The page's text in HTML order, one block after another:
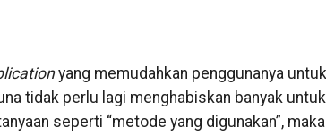
yang memudahkan penggunanya
tidak perlu lagi menghabiskan banyak
seperti “metode yang digunakan”,